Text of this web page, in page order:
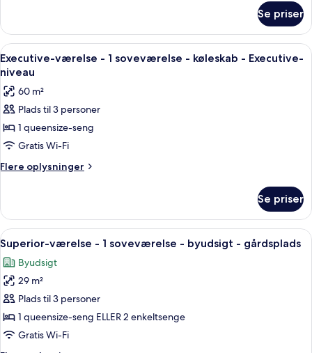
hjørneværelse
-
soveværelse
-
hjørneværelse
Se priser
Indlæs
alle
billeder
af
Executive-
værelse
-
1
køleskab
Executive-
niveau
Et hotelværelse med en stor seng,
3
Executive-værelse - 1 soveværelse - køleskab - Executive-
niveau
60 m²
Plads til 3 personer
1 queensize-seng
Gratis Wi-Fi
Flere oplysninger
Flere
værelse
1
soveværelse
-
køleskab
Executive-
niveau
Se priser
Indlæs
alle
billeder
af
Superior-
værelse
-
Et hotelværelse med seng,
3
Superior-værelse - 1 soveværelse - byudsigt - gårdsplads
Byudsigt
29 m²
Plads til 3 personer
1 queensize-seng ELLER 2 enkeltsenge
Gratis Wi-Fi